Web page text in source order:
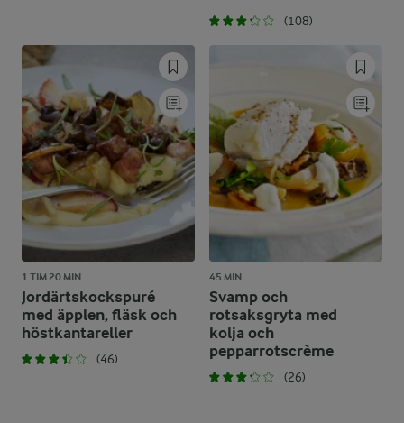
(108)
1 TIM 20 MIN
Jordärtskockspuré
med äpplen, fläsk och
höstkantareller
(46)
45 MIN
Svamp och
rotsaksgryta med
kolja och
pepparrotscrème
(26)